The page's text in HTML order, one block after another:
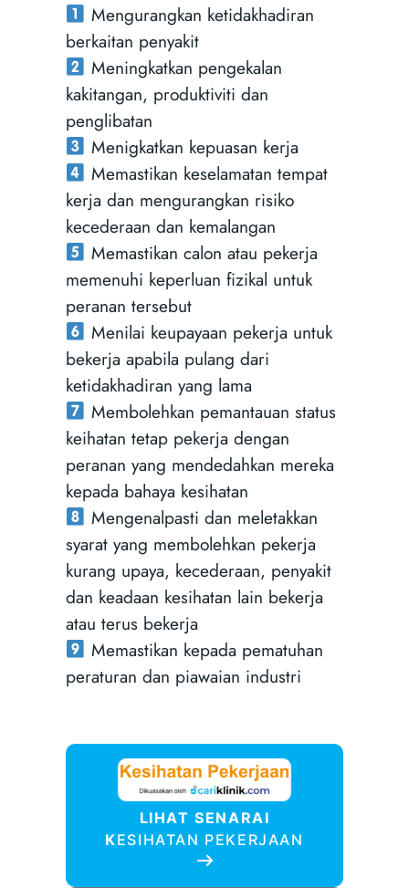
Mengurangkan ketidakhadiran
berkaitan penyakit
Meningkatkan pengekalan
kakitangan, produktiviti dan
penglibatan
Menigkatkan kepuasan kerja
Memastikan keselamatan tempat
kerja dan mengurangkan risiko
kecederaan dan kemalangan
Memastikan calon atau pekerja
memenuhi keperluan fizikal untuk
peranan tersebut
Menilai keupayaan pekerja untuk
bekerja apabila pulang dari
ketidakhadiran yang lama
Membolehkan pemantauan status
keihatan tetap pekerja dengan
peranan yang mendedahkan mereka
kepada bahaya kesihatan
Mengenalpasti dan meletakkan
syarat yang membolehkan pekerja
kurang upaya, kecederaan, penyakit
dan keadaan kesihatan lain bekerja
atau terus bekerja
Memastikan kepada pematuhan
peraturan dan piawaian industri
LIHAT SENARAI
KESIHATAN PEKERJAAN